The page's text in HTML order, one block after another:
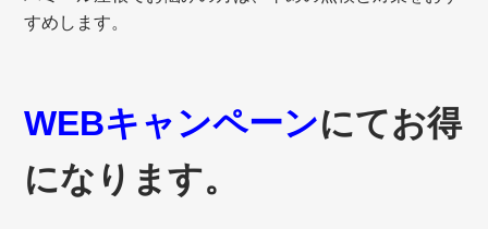
すめします。
WEBキャンペーンにてお得
になります。